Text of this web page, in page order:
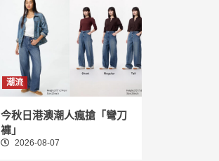
潮流
今秋日港澳潮人瘋搶「彎刀
褲」
2026-08-07